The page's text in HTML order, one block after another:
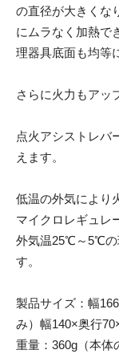
の直径が大きくな
にムラなく加熱で
理器具底面も均等
さらに火力もアッ
点火アシストレバ
えます。
低温の外気により
マイクロレギュレ
外気温25℃～5℃の
す。
製品サイズ：幅
み）幅140×奥行
重量：360g（本体